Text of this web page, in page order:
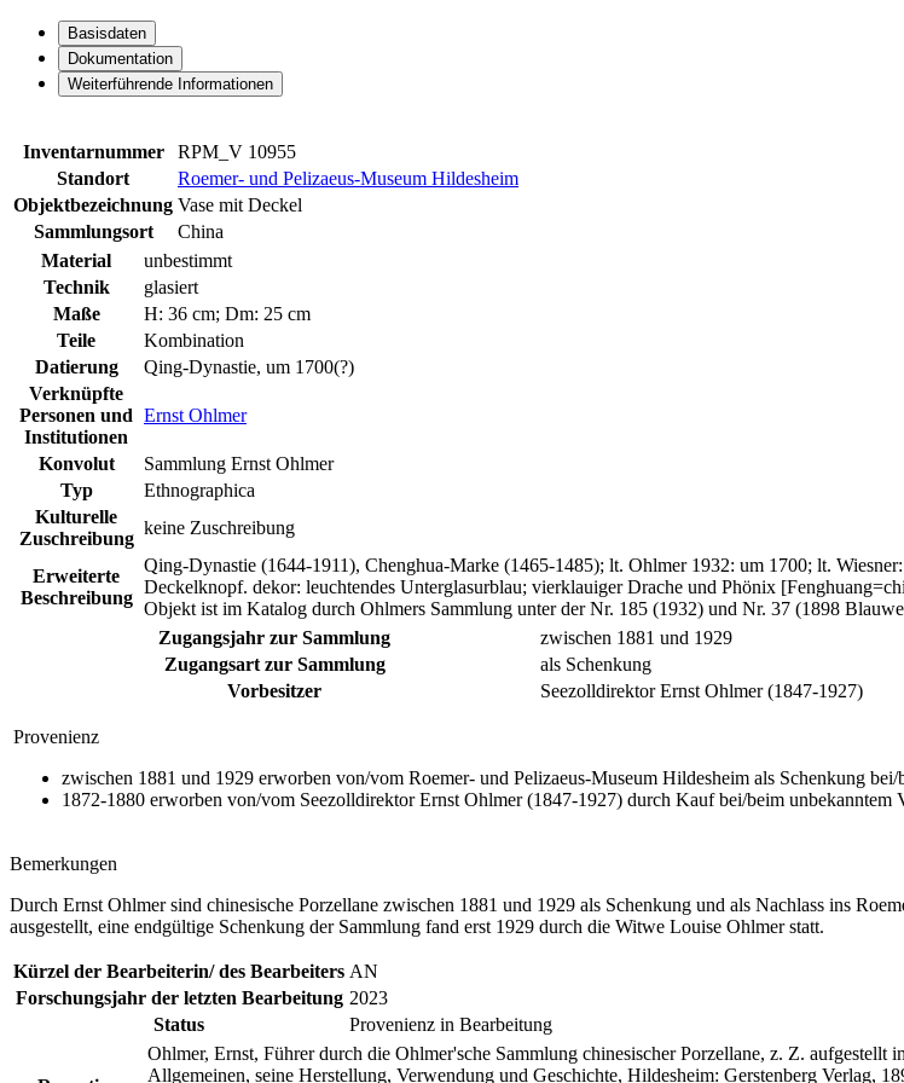
Basisdaten
Dokumentation
Weiterführende Informationen
Inventarnummer
RPM_V 10955
Standort
Roemer- und Pelizaeus-Museum Hildesheim
Objektbezeichnung Vase mit Deckel
Sammlungsort
China
Material
unbestimmt
Technik
glasiert
Maße
H: 36 cm; Dm: 25 cm
Teile
Kombination
Datierung
Qing-Dynastie, um 1700(?)
Verknüpfte
Personen und
Institutionen
Ernst Ohlmer
Konvolut
Sammlung Ernst Ohlmer
Typ
Ethnographica
Kulturelle
Zuschreibung
keine Zuschreibung
Erweiterte
Beschreibung
Qing-Dynastie (1644-1911), Chenghua-Marke (1465-1485); lt. Ohlmer 1932: um 1700; lt.
Deckelknopf. dekor: leuchtendes Unterglasurblau; vierklauiger Drache und Phönix
Objekt ist im Katalog durch Ohlmers Sammlung unter der Nr. 185 (1932) und Nr. 37 (1898
Zugangsjahr zur Sammlung
zwischen 1881 und 1929
Zugangsart zur Sammlung
als Schenkung
Vorbesitzer
Seezolldirektor Ernst Ohlmer (1847-1927)
Provenienz
zwischen 1881 und 1929 erworben von/vom Roemer- und Pelizaeus-Museum Hildesheim als Schenkung
1872-1880 erworben von/vom Seezolldirektor Ernst Ohlmer (1847-1927) durch Kauf bei/beim unbekanntem
Bemerkungen
Durch Ernst Ohlmer sind chinesische Porzellane zwischen 1881 und 1929 als Schenkung und als Nachlass ins
ausgestellt, eine endgültige Schenkung der Sammlung fand erst 1929 durch die Witwe Louise Ohlmer statt.
Kürzel der Bearbeiterin/ des Bearbeiters AN
Forschungsjahr der letzten Bearbeitung 2023
Status
Provenienz in Bearbeitung
Ohlmer, Ernst, Führer durch die Ohlmer'sche Sammlung chinesischer Porzellane, z. Z.
Allgemeinen, seine Herstellung, Verwendung und Geschichte, Hildesheim: Gerstenberg Verlag,